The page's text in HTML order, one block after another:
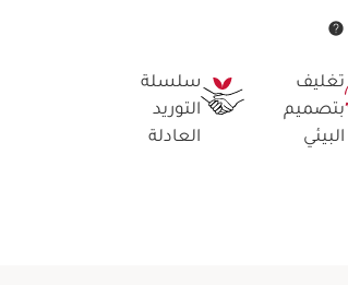
تغليف
بتصميم
البيئي
سلسلة
التوريد
العادلة